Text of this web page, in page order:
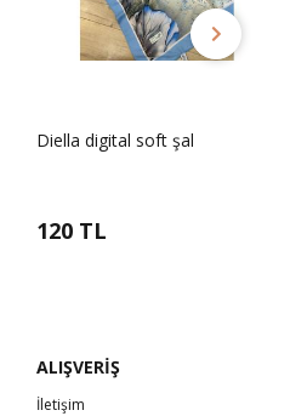
Diella digital soft şal
120 TL
ALIŞVERİŞ
İletişim